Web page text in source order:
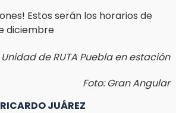
Unidad de RUTA Puebla en estación
Foto: Gran Angular
RICARDO JUÁREZ